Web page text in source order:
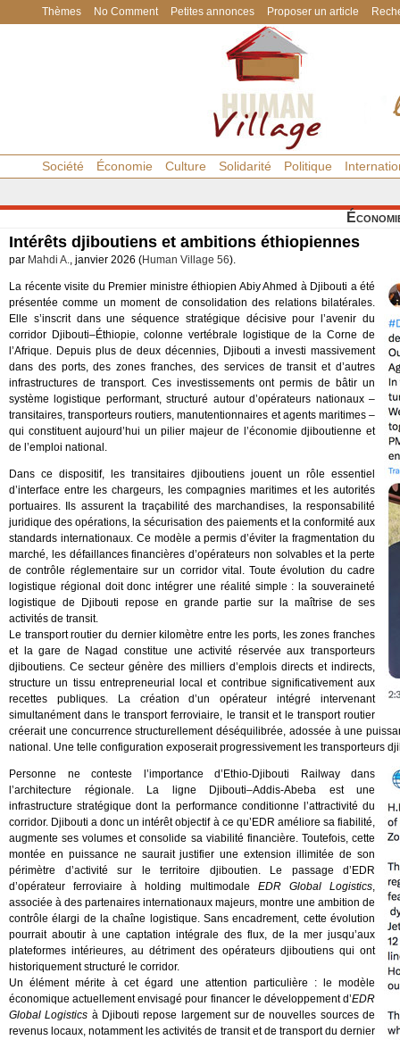
Thèmes No Comment Petites annonces Proposer un article
Société Économie Culture Solidarité Politique
Intérêts djiboutiens et ambitions éthiopiennes
par Mahdi A., janvier 2026 (Human Village 56).
La récente visite du Premier ministre éthiopien Abiy Ahmed à Djibouti a été
présentée comme un moment de consolidation des relations bilatérales.
Elle s’inscrit dans une séquence stratégique décisive pour l’avenir du
corridor Djibouti–Éthiopie, colonne vertébrale logistique de la Corne de
l’Afrique. Depuis plus de deux décennies, Djibouti a investi massivement
dans des ports, des zones franches, des services de transit et d’autres
infrastructures de transport. Ces investissements ont permis de bâtir un
système logistique performant, structuré autour d’opérateurs nationaux –
transitaires, transporteurs routiers, manutentionnaires et agents maritimes –
qui constituent aujourd’hui un pilier majeur de l’économie djiboutienne et
de l’emploi national.
Dans ce dispositif, les transitaires djiboutiens jouent un rôle essentiel
d’interface entre les chargeurs, les compagnies maritimes et les autorités
portuaires. Ils assurent la traçabilité des marchandises, la responsabilité
juridique des opérations, la sécurisation des paiements et la conformité aux
standards internationaux. Ce modèle a permis d’éviter la fragmentation du
marché, les défaillances financières d’opérateurs non solvables et la perte
de contrôle réglementaire sur un corridor vital. Toute évolution du cadre
logistique régional doit donc intégrer une réalité simple : la souveraineté
logistique de Djibouti repose en grande partie sur la maîtrise de ses
activités de transit.
Le transport routier du dernier kilomètre entre les ports, les zones franches
et la gare de Nagad constitue une activité réservée aux transporteurs
djiboutiens. Ce secteur génère des milliers d’emplois directs et indirects,
structure un tissu entrepreneurial local et contribue significativement aux
recettes publiques. La création d’un opérateur intégré intervenant
simultanément dans le transport ferroviaire, le transit et le transport routier
créerait une concurrence structurellement déséquilibrée, adossée à une
national. Une telle configuration exposerait progressivement les transporteurs
Personne ne conteste l’importance d’Ethio-Djibouti Railway dans
l’architecture régionale. La ligne Djibouti–Addis-Abeba est une
infrastructure stratégique dont la performance conditionne l’attractivité du
corridor. Djibouti a donc un intérêt objectif à ce qu’EDR améliore sa fiabilité,
augmente ses volumes et consolide sa viabilité financière. Toutefois, cette
montée en puissance ne saurait justifier une extension illimitée de son
périmètre d’activité sur le territoire djiboutien. Le passage d’EDR
d’opérateur ferroviaire à holding multimodale EDR Global Logistics,
associée à des partenaires internationaux majeurs, montre une ambition de
contrôle élargi de la chaîne logistique. Sans encadrement, cette évolution
pourrait aboutir à une captation intégrale des flux, de la mer jusqu’aux
plateformes intérieures, au détriment des opérateurs djiboutiens qui ont
historiquement structuré le corridor.
Un élément mérite à cet égard une attention particulière : le modèle
économique actuellement envisagé pour financer le développement d’EDR
Global Logistics à Djibouti repose largement sur de nouvelles sources de
revenus locaux, notamment les activités de transit et de transport du dernier